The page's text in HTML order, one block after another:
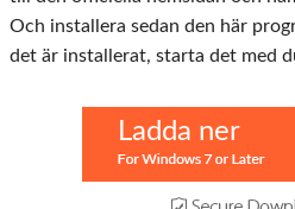
Och installera sedan den här
det är installerat, starta det med
Ladda ner